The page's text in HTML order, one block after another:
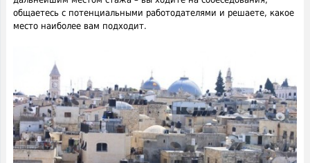
общаетесь с потенциальными работодателями и решаете, какое
место наиболее вам подходит.